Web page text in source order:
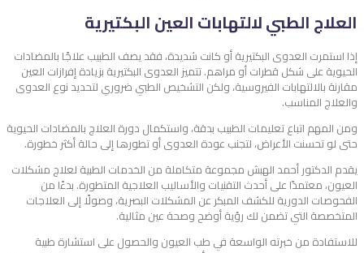
العلاج الطبي لالتهابات العين البكتيرية
إذا استمرت العدوى البكتيرية أو كانت شديدة، فقد يصف الطبيب علاجًا بالمضادات
الحيوية على شكل قطرات أو مراهم. تتميز العدوى البكتيرية بزيادة إفرازات العين
مقارنة بالالتهابات الفيروسية، ولكن التشخيص الطبي ضروري لتحديد نوع العدوى
والعلاج المناسب.
ومن المهم اتباع تعليمات الطبيب بدقة، واستكمال دورة العلاج بالمضادات الحيوية
حتى لو تحسنت الأعراض، لتجنب عودة العدوى أو تطورها إلى حالة أكثر خطورة.
يقدم الدكتور أحمد الهبش مجموعة متكاملة من الخدمات الطبية لعلاج مشكلات
العيون، معتمدًا على أحدث التقنيات والأساليب العلاجية المتطورة. بدءًا من
الفحوصات الدورية للكشف المبكر عن المشكلات البصرية، وصولًا إلى العلاجات
المتخصصة التي تضمن لك رؤية أوضح وصحة عين مثالية.
للاستفادة من خبرته الواسعة في طب العيون والحصول على استشارة طبية